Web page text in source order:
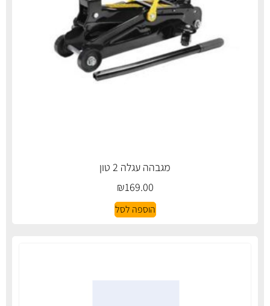
מגבהה עגלה 2 טון
₪169.00
הוספה לסל